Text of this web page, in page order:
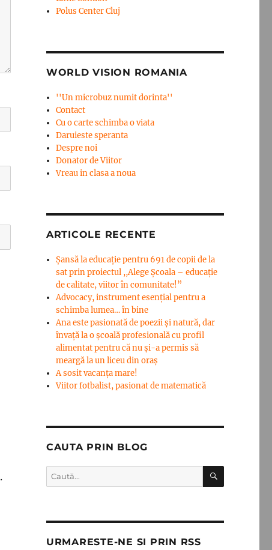
.
Polus Center Cluj
WORLD VISION ROMANIA
''Un microbuz numit dorinta''
Contact
Cu o carte schimba o viata
Daruieste speranta
Despre noi
Donator de Viitor
Vreau in clasa a noua
ARTICOLE RECENTE
Șansă la educație pentru 691 de copii de la
sat prin proiectul ,,Alege Școala – educație
de calitate, viitor în comunitate!”
Advocacy, instrument esenţial pentru a
schimba lumea… în bine
Ana este pasionată de poezii și natură, dar
învață la o școală profesională cu profil
alimentat pentru că nu și-a permis să
meargă la un liceu din oraș
A sosit vacanța mare!
Viitor fotbalist, pasionat de matematică
CAUTA PRIN BLOG
Caută
după:
CĂUTARE
URMARESTE-NE SI PRIN RSS